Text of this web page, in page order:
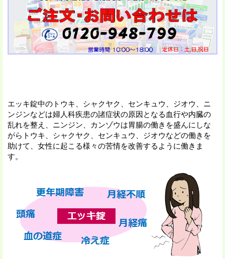
エッキ錠中のトウキ、シャクヤク、センキュウ、ジオウ、ニ
ンジンなどは婦人科疾患の諸症状の原因となる血行や内臓の
乱れを整え、ニンジン、カンゾウは胃腸の働きを盛んにしな
がらトウキ、シャクヤク、センキュウ、ジオウなどの働きを
助けて、女性に起こる様々の苦情を改善するように働きま
す。